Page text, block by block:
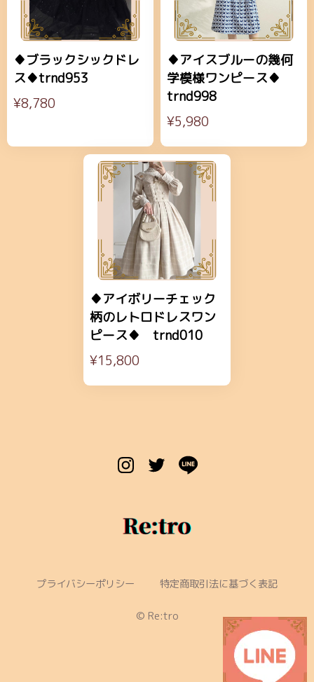
♦ブラックシックドレ
ス♦trnd953
¥8,780
♦アイスブルーの幾何
学模様ワンピース♦
trnd998
¥5,980
♦アイボリーチェック
柄のレトロドレスワン
ピース♦ trnd010
¥15,800
プライバシーポリシー 特定商取引法に基づく表記
©︎ Re:tro